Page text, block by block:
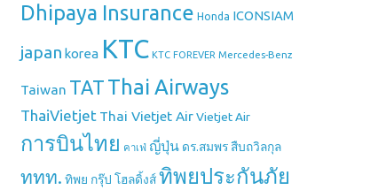
Dhipaya Insurance Honda ICONSIAM
japan korea KTC KTC FOREVER Mercedes-Benz
Taiwan TAT Thai Airways
ThaiVietjet Thai Vietjet AirVietjet Air
การบินไทย คาเฟ่ ญี่ปุ่น ดร.สมพร สืบถวิลกุล
ททท. ทิพย กรุ๊ป โฮลดิ้งส์ทิพยประกันภัย